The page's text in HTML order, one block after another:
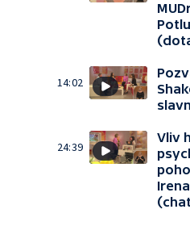
14:02
24:39
Vliv